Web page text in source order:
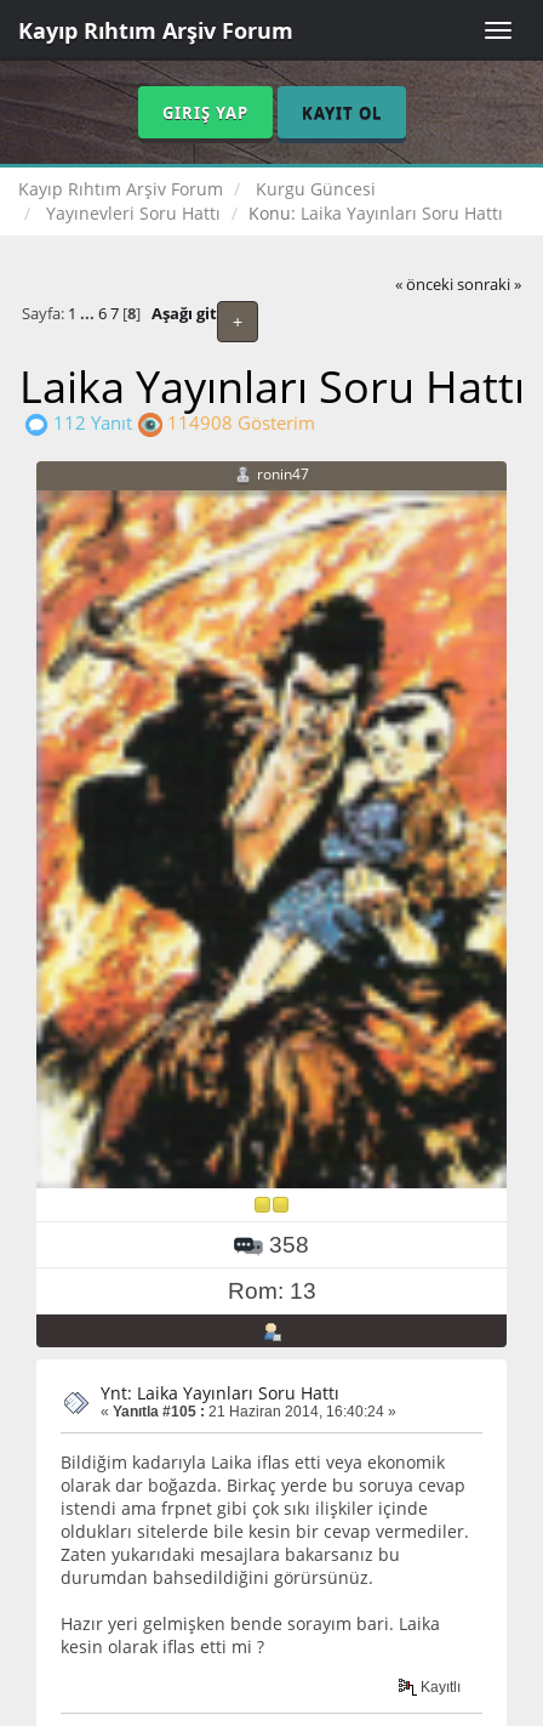
Toggle
Kayıp Rıhtım Arşiv Forum
GIRIŞ YAP KAYIT OL
Kayıp Rıhtım Arşiv Forum
Kurgu Güncesi
Yayınevleri Soru Hattı
Konu: Laika Yayınları Soru Hattı
« önceki sonraki »
+
Sayfa: 1 ... 6 7[8] Aşağı git
Laika Yayınları Soru Hattı
112 Yanıt 114908 Gösterim
ronin47
358
Rom: 13
Ynt: Laika Yayınları Soru Hattı
« Yanıtla #105 : 21 Haziran 2014, 16:40:24 »
Bildiğim kadarıyla Laika iflas etti veya ekonomik
olarak dar boğazda. Birkaç yerde bu soruya cevap
istendi ama frpnet gibi çok sıkı ilişkiler içinde
oldukları sitelerde bile kesin bir cevap vermediler.
Zaten yukarıdaki mesajlara bakarsanız bu
durumdan bahsedildiğini görürsünüz.
Hazır yeri gelmişken bende sorayım bari. Laika
kesin olarak iflas etti mi ?
Kayıtlı